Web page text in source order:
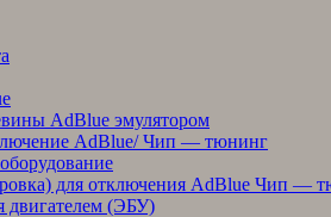
AdBlue эмулятором
AdBlue/ Чип — тюнинг
для отключения AdBlue Чип —
двигателем (ЭБУ)